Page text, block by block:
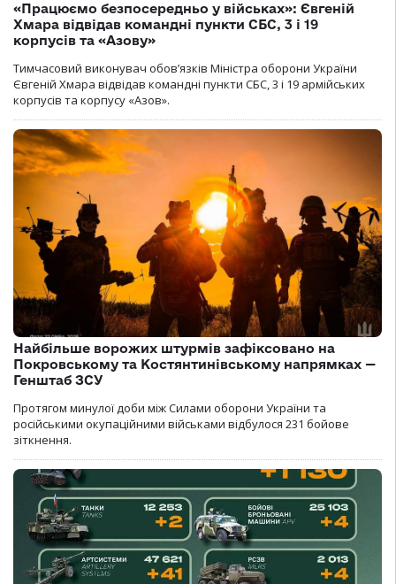
«Працюємо безпосередньо у військах»: Євгеній
Хмара відвідав командні пункти СБС, 3 і 19
корпусів та «Азову»
Тимчасовий виконувач обов’язків Міністра оборони України
Євгеній Хмара відвідав командні пункти СБС, 3 і 19 армійських
корпусів та корпусу «Азов».
Найбільше ворожих штурмів зафіксовано на
Покровському та Костянтинівському напрямках —
Генштаб ЗСУ
Протягом минулої доби між Силами оборони України та
російськими окупаційними військами відбулося 231 бойове
зіткнення.